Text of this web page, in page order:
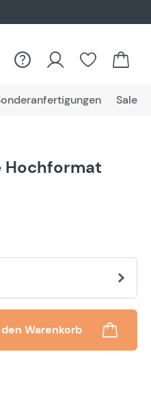
Sale
Hochformat
Gib den
Warenkorb